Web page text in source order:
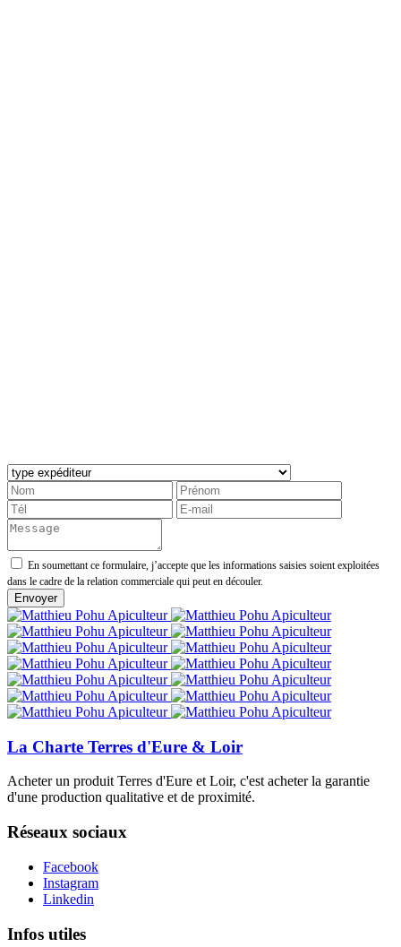
En soumettant ce formulaire, j’accepte que les informations saisies soient exploitées
dans le cadre de la relation commerciale qui peut en découler.
La Charte Terres d'Eure & Loir
Acheter un produit Terres d'Eure et Loir, c'est acheter la garantie
d'une production qualitative et de proximité.
Réseaux sociaux
Facebook
Instagram
Linkedin
Infos utiles